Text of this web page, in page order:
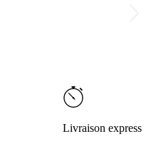
Livraison express